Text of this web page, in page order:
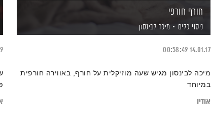
חורף חורפי
ניסוי כלים מיכה לבינסון
14.01.17
00:58:49
מיכה לבינסון מגיש שעה מוזיקלית על חורף, באווירה חורפית
במיוחד
אודיו